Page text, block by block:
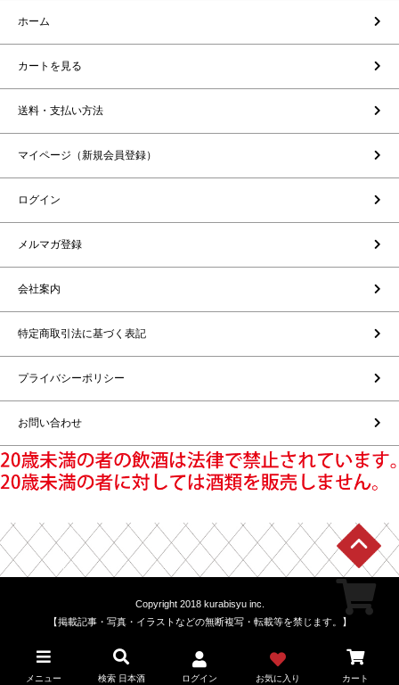
ホーム
カートを見る
送料・支払い方法
マイページ（新規会員登録）
ログイン
メルマガ登録
会社案内
特定商取引法に基づく表記
プライバシーポリシー
お問い合わせ
Copyright 2018 kurabisyu inc.
【掲載記事・写真・イラストなどの無断複写・転載等を禁じます。】
メニュー 検索 日本酒 ログイン お気に入り カート